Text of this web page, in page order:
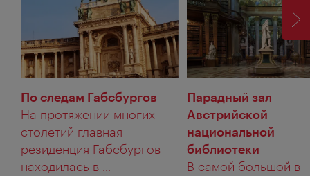
По следам Габсбургов
На протяжении многих
столетий главная
резиденция Габсбургов
находилась в ...
Парадный зал
Австрийской
национальной
библиотеки
В самой большой в